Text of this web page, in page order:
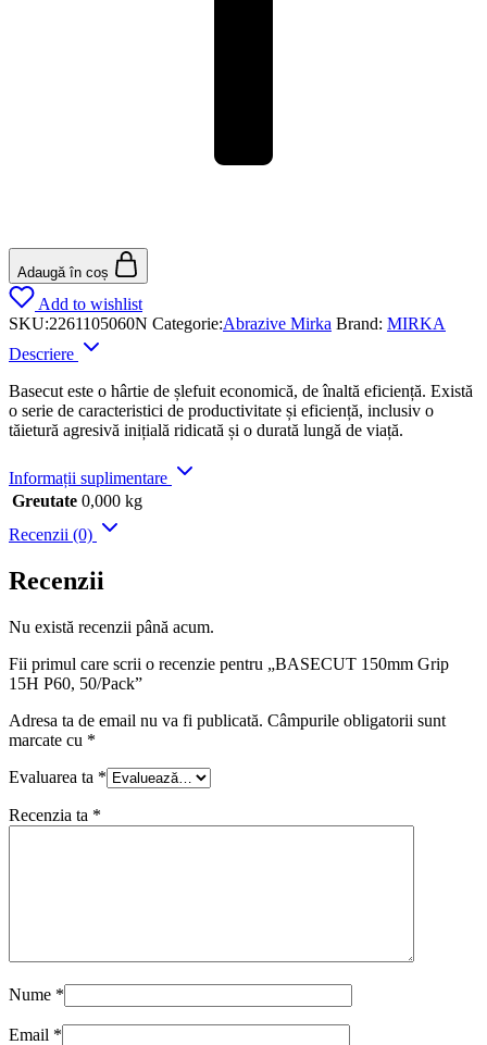
Adaugă în coș
Add to wishlist
SKU:2261105060N Categorie:Abrazive Mirka Brand: MIRKA
Descriere
Basecut este o hârtie de șlefuit economică, de înaltă eficiență. Există
o serie de caracteristici de productivitate și eficiență, inclusiv o
tăietură agresivă inițială ridicată și o durată lungă de viață.
Informații suplimentare
Greutate 0,000 kg
Recenzii (0)
Recenzii
Nu există recenzii până acum.
Fii primul care scrii o recenzie pentru „BASECUT 150mm Grip
15H P60, 50/Pack”
Adresa ta de email nu va fi publicată. Câmpurile obligatorii sunt
marcate cu *
Evaluarea ta *
Recenzia ta *
Nume *
Email *